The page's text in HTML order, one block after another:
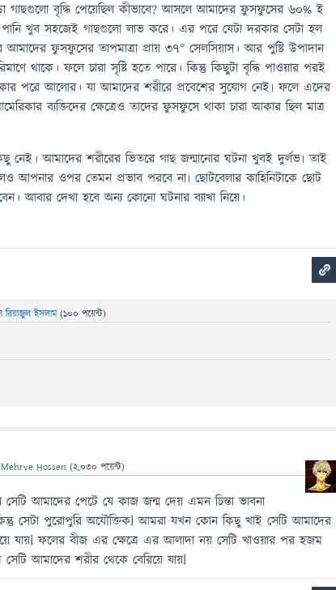
গাছগুলো বৃদ্ধি পেয়েছিল কীভাবে? আসলে আমাদের ফুসফুসের ৬০% ই
পানি খুব সহজেই গাছগুলো লাভ করে। এর পরে যেটা দরকার সেটা হল
আমাদের ফুসফুসের তাপমাত্রা প্রায় ৩৭° সেলসিয়াস। আর পুষ্টি উপাদান
থাকে। ফলে চারা সৃষ্টি হতে পারে। কিন্তু কিছুটা বৃদ্ধি পাওয়ার পরই
পরে আলোর। যা আমাদের শরীরে প্রবেশের সুযোগ নেই৷ ফলে এদের
ব্যক্তিদের ক্ষেত্রেও তাদের ফুসফুসে থাকা চারা আকার ছিল মাত্র
নেই। আমাদের শরীরের ভিতরে গাছ জন্মানোর ঘটনা খুবই দুর্লভ৷ তাই
আপনার ওপর তেমন প্রভাব পরবে না৷ ছোটবেলার কাহিনিটাকে ছোট
আবার দেখা হবে অন্য কোনো ঘটনার ব্যাখা নিয়ে।
রিয়াজুল ইসলাম (100 পয়েন্ট)
Hossen (2,030 পয়েন্ট)
আমাদের পেটে যে কাজ জন্ম দেয় এমন চিন্তা ভাবনা
সেটা পুরোপুরি অযৌক্তিকl আমরা যখন কোন কিছু খাই সেটি আমাদের
যায়l ফলের বীজ এর ক্ষেত্রে এর আলাদা নয় সেটি খাওয়ার পর হজম
আমাদের শরীর থেকে বেরিয়ে যায়l